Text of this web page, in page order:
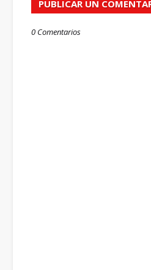
PUBLICAR UN
0 Comentarios